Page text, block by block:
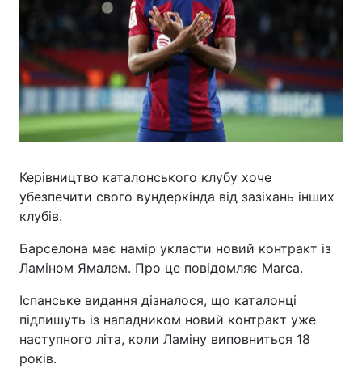
Керівництво каталонського клубу хоче
убезпечити свого вундеркінда від зазіхань інших
клубів.
Барселона має намір укласти новий контракт із
Ламіном Ямалем. Про це повідомляє Marca.
Іспанське видання дізналося, що каталонці
підпишуть із нападником новий контракт уже
наступного літа, коли Ламіну виповниться 18
років.